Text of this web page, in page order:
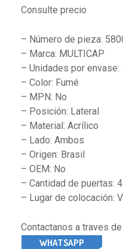
Consulte precio
– Número de pieza:
– Marca: MULTICAP
– Unidades por envase:
– Color: Fumé
– MPN: No
– Posición: Lateral
– Material: Acrílico
– Lado: Ambos
– Origen: Brasil
– OEM: No
– Cantidad de puertas: 4
– Lugar de colocación:
Contactanos a traves
WHATSAPP